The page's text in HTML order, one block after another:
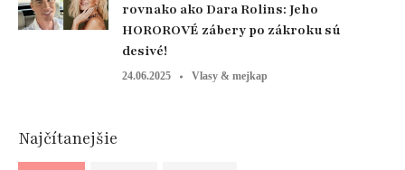
rovnako ako Dara Rolins: Jeho
HOROROVÉ zábery po zákroku sú
desivé!
24.06.2025 Vlasy & mejkap
Najčítanejšie